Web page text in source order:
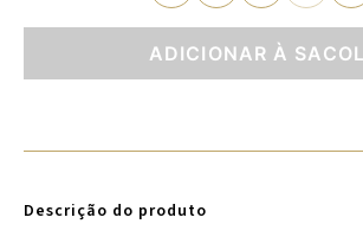
ADICIONAR À
Descrição do produto